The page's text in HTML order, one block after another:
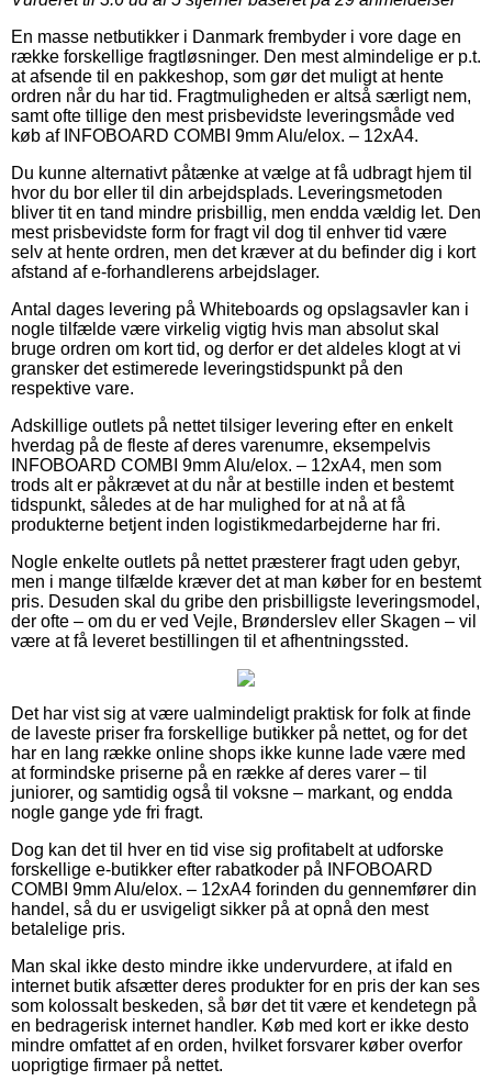
En masse netbutikker i Danmark frembyder i vore dage en
række forskellige fragtløsninger. Den mest almindelige er p.t.
at afsende til en pakkeshop, som gør det muligt at hente
ordren når du har tid. Fragtmuligheden er altså særligt nem,
samt ofte tillige den mest prisbevidste leveringsmåde ved
køb af INFOBOARD COMBI 9mm Alu/elox. – 12xA4.
Du kunne alternativt påtænke at vælge at få udbragt hjem til
hvor du bor eller til din arbejdsplads. Leveringsmetoden
bliver tit en tand mindre prisbillig, men endda vældig let. Den
mest prisbevidste form for fragt vil dog til enhver tid være
selv at hente ordren, men det kræver at du befinder dig i kort
afstand af e-forhandlerens arbejdslager.
Antal dages levering på Whiteboards og opslagsavler kan i
nogle tilfælde være virkelig vigtig hvis man absolut skal
bruge ordren om kort tid, og derfor er det aldeles klogt at vi
gransker det estimerede leveringstidspunkt på den
respektive vare.
Adskillige outlets på nettet tilsiger levering efter en enkelt
hverdag på de fleste af deres varenumre, eksempelvis
INFOBOARD COMBI 9mm Alu/elox. – 12xA4, men som
trods alt er påkrævet at du når at bestille inden et bestemt
tidspunkt, således at de har mulighed for at nå at få
produkterne betjent inden logistikmedarbejderne har fri.
Nogle enkelte outlets på nettet præsterer fragt uden gebyr,
men i mange tilfælde kræver det at man køber for en bestemt
pris. Desuden skal du gribe den prisbilligste leveringsmodel,
der ofte – om du er ved Vejle, Brønderslev eller Skagen – vil
være at få leveret bestillingen til et afhentningssted.
Det har vist sig at være ualmindeligt praktisk for folk at finde
de laveste priser fra forskellige butikker på nettet, og for det
har en lang række online shops ikke kunne lade være med
at formindske priserne på en række af deres varer – til
juniorer, og samtidig også til voksne – markant, og endda
nogle gange yde fri fragt.
Dog kan det til hver en tid vise sig profitabelt at udforske
forskellige e-butikker efter rabatkoder på INFOBOARD
COMBI 9mm Alu/elox. – 12xA4 forinden du gennemfører din
handel, så du er usvigeligt sikker på at opnå den mest
betalelige pris.
Man skal ikke desto mindre ikke undervurdere, at ifald en
internet butik afsætter deres produkter for en pris der kan ses
som kolossalt beskeden, så bør det tit være et kendetegn på
en bedragerisk internet handler. Køb med kort er ikke desto
mindre omfattet af en orden, hvilket forsvarer køber overfor
uoprigtige firmaer på nettet.